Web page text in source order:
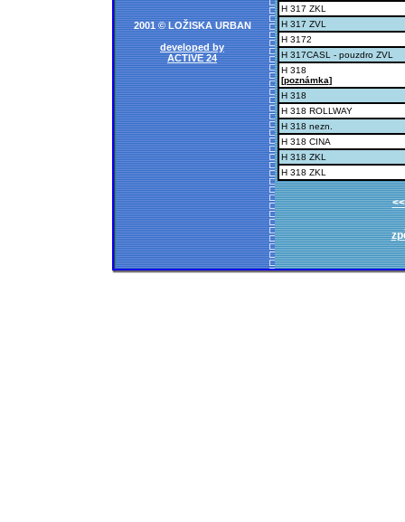
2001 © LOŽISKA URBAN
developed by
ACTIVE 24
H 317 ZKL
H 317 ZVL
H 3172
H 317CASL - pouzdro ZVL
H 318
[poznámka]
H 318
H 318 ROLLWAY
H 318 nezn.
H 318 CINA
H 318 ZKL
H 318 ZKL